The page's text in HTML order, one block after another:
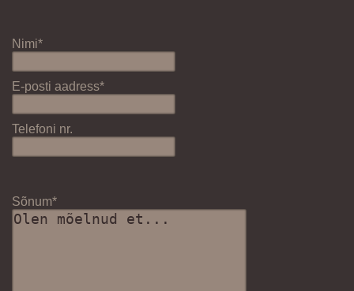
Nimi*
E-posti aadress*
Telefoni nr.
Sõnum*